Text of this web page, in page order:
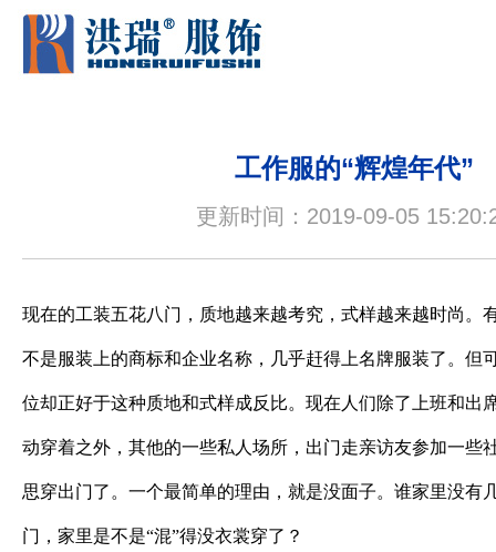
工作服的“辉煌年代”
更新时间：2019-09-05
现在的工装五花八门，质地越来越考究，式样越来越时尚。
不是服装上的商标和企业名称，几乎赶得上名牌服装了。但
位却正好于这种质地和式样成反比。现在人们除了上班和出
动穿着之外，其他的一些私人场所，出门走亲访友参加一些
思穿出门了。一个最简单的理由，就是没面子。谁家里没有
门，家里是不是“混”得没衣裳穿了？